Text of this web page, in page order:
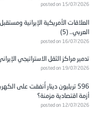
posted on 15/07/2026
العلاقات الأمريكية الإيرانية
العربي.. (5)
posted on 16/07/2026
تدمير مراكز الثقل الاستراتيجي
posted on 19/07/2026
596 تريليون دينار أُنفقت على
أزمة اقتصادية مزمنة؟
posted on 12/07/2026